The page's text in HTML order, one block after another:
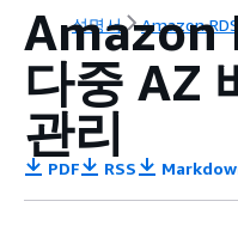
설명서 Amazon RDS
Amazon
다중 AZ
관리
PDF RSS